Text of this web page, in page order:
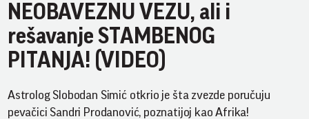
NEOBAVEZNU VEZU, ali i
rešavanje STAMBENOG
PITANJA! (VIDEO)
Astrolog Slobodan Simić otkrio je šta zvezde poručuju
pevačici Sandri Prodanović, poznatijoj kao Afrika!